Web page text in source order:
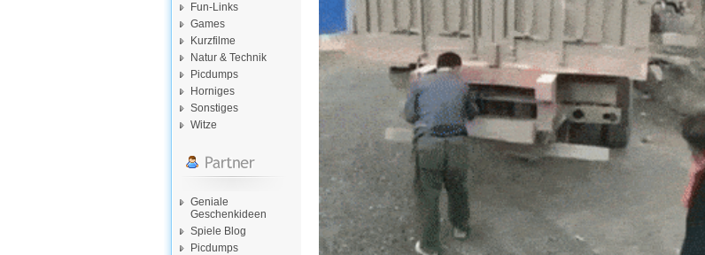
Fun-Links
Games
Kurzfilme
Natur & Technik
Picdumps
Horniges
Sonstiges
Witze
Geniale
Geschenkideen
Spiele Blog
Picdumps